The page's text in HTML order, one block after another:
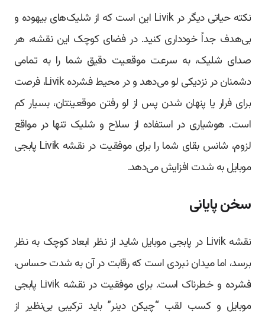
نکته حیاتی دیگر در Livik این است که از شلیک‌های بیهوده و
بی‌هدف جداً خودداری کنید. در فضای کوچک این نقشه، هر
صدای شلیک، به سرعت موقعیت دقیق شما را به تمامی
دشمنان در نزدیکی لو می‌دهد و در محیط فشرده Livik، فرصت
برای فرار یا پنهان شدن پس از لو رفتن موقعیتتان، بسیار کم
است. هوشیاری در استفاده از سلاح و شلیک تنها در مواقع
لزوم، شانس بقای شما را برای موفقیت در نقشه Livik پابجی
موبایل به شدت افزایش می‌دهد.
سخن پایانی
نقشه Livik در پابجی موبایل شاید از نظر ابعاد کوچک به نظر
برسد، اما میدان نبردی است که رقابت در آن به شدت حساس،
فشرده و خطرناک است. برای موفقیت در نقشه Livik پابجی
موبایل و کسب لقب “چیکن دینر” باید ترکیبی بی‌نظیر از